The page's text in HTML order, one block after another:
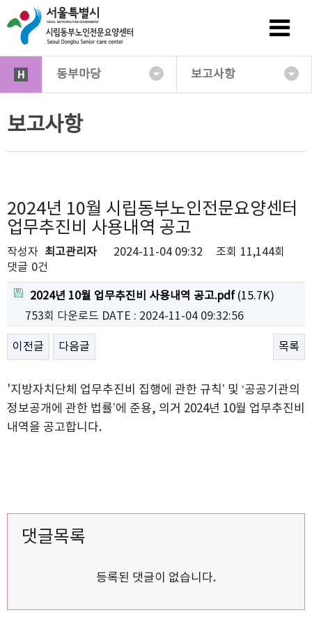
동부마당 보고사항
보고사항
2024년 10월 시립동부노인전문요양센터
업무추진비 사용내역 공고
작성자 최고관리자 2024-11-04 09:32 조회 11,144회
댓글 0건
2024년 10월 업무추진비 사용내역 공고.pdf (15.7K)
753회 다운로드 DATE : 2024-11-04 09:32:56
이전글 다음글 목록
'지방자치단체 업무추진비 집행에 관한 규칙’ 및 ‘공공기관의
정보공개에 관한 법률’에 준용, 의거 2024년 10월 업무추진비
내역을 공고합니다.
댓글목록
등록된 댓글이 없습니다.